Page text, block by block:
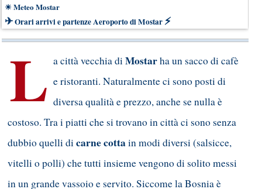
☀ Meteo Mostar
✈Orari arrivi e partenze Aeroporto di Mostar ⚡
L a città vecchia diMostarha un sacco di cafè
e ristoranti. Naturalmente ci sono posti di
diversa qualità e prezzo, anche se nulla è
costoso. Tra i piatti che si trovano in città ci sono senza
dubbio quelli dicarne cottain modi diversi (salsicce,
vitelli o polli) che tutti insieme vengono di solito messi
in un grande vassoio e servito. Siccome la Bosnia è